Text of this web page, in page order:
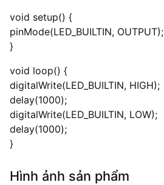
void setup() {
pinMode(LED_BUILTIN, OUTPUT);
}
void loop() {
digitalWrite(LED_BUILTIN, HIGH);
delay(1000);
digitalWrite(LED_BUILTIN, LOW);
delay(1000);
}
Hình ảnh sản phẩm